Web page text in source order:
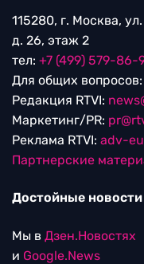
115280, г. Москва,
д. 26, этаж 2
тел: +7 (499) 579-86-
Для общих вопросов:
Редакция RTVI:
Маркетинг/PR:
Реклама RTVI: adv-
Партнерские
Достойные новости
Мы в Дзен.Новостях
и Google.News